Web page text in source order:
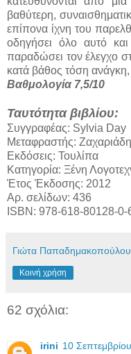
βαθύτερη,
επίπονα ίχνη του
οδηγήσει όλο αυτό
παραδώσει τον έλεγχο
κατά βάθος τόση
Βαθμολογία 7,5/10
Ταυτότητα βιβλίου:
Συγγραφέας: Sylvia Day
Μεταφραστής:
Εκδόσεις: Τουλίπα
Κατηγορία: Ξένη
Έτος Έκδοσης: 2012
Αρ. σελίδων: 436
ISBN: 978-618-80128-0-
Γιώτα Παπαδημακοπούλου
Κοινή χρήση
62 σχόλια:
irini 10